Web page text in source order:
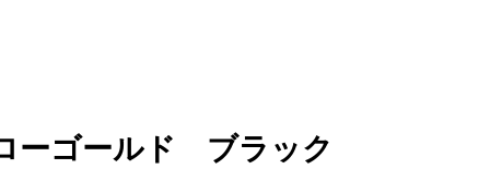
ーゴールド ブラック